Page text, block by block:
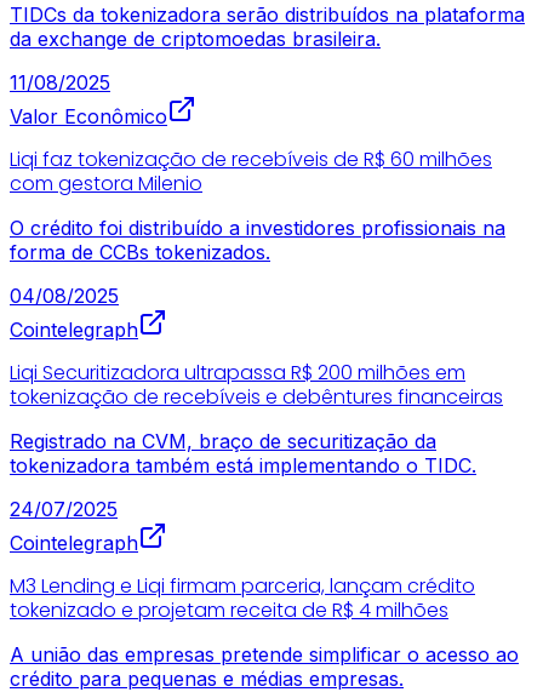
TIDCs da tokenizadora serão distribuídos na plataforma
da exchange de criptomoedas brasileira.
11/08/2025
Valor Econômico
Liqi faz tokenização de recebíveis de R$ 60 milhões
com gestora Milenio
O crédito foi distribuído a investidores profissionais na
forma de CCBs tokenizados.
04/08/2025
Cointelegraph
Liqi Securitizadora ultrapassa R$ 200 milhões em
tokenização de recebíveis e debêntures financeiras
Registrado na CVM, braço de securitização da
tokenizadora também está implementando o TIDC.
24/07/2025
Cointelegraph
M3 Lending e Liqi firmam parceria, lançam crédito
tokenizado e projetam receita de R$ 4 milhões
A união das empresas pretende simplificar o acesso ao
crédito para pequenas e médias empresas.